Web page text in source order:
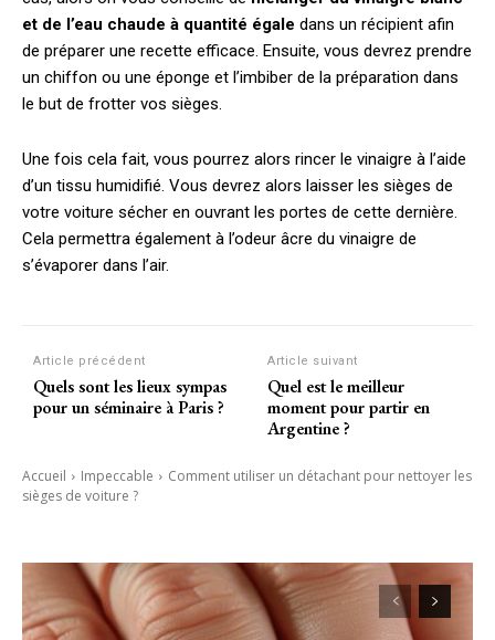
et de l’eau chaude à quantité égale dans un récipient afin
de préparer une recette efficace. Ensuite, vous devrez prendre
un chiffon ou une éponge et l’imbiber de la préparation dans
le but de frotter vos sièges.
Une fois cela fait, vous pourrez alors rincer le vinaigre à l’aide
d’un tissu humidifié. Vous devrez alors laisser les sièges de
votre voiture sécher en ouvrant les portes de cette dernière.
Cela permettra également à l’odeur âcre du vinaigre de
s’évaporer dans l’air.
Article précédent
Quels sont les lieux sympas
pour un séminaire à Paris ?
Article suivant
Quel est le meilleur
moment pour partir en
Argentine ?
Accueil Impeccable
Comment utiliser un détachant pour nettoyer les
sièges de voiture ?